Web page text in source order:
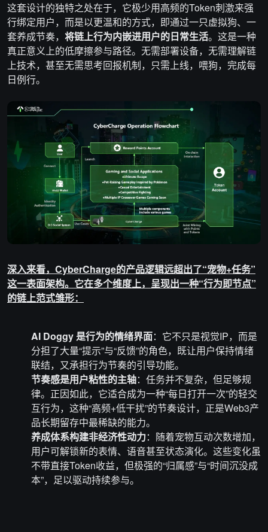
这套设计的独特之处在于，它极少用高频的Token刺激来强
行绑定用户，而是以更温和的方式，即通过一只虚拟狗、一
套养成节奏， 将链上行为内嵌进用户的日常生活。这是一种
真正意义上的低摩擦参与路径。无需部署设备，无需理解链
上技术，甚至无需思考回报机制，只需上线，喂狗，完成每
日例行。
深入来看，CyberCharge的产品逻辑远超出了“宠物+任务”
这一表面架构。它在多个维度上，呈现出一种“行为即节点”
的链上范式雏形：
AI Doggy 是行为的情绪界面：它不只是视觉IP，而是
分担了大量“提示”与“反馈”的角色，既让用户保持情绪
联结，又承担行为节奏的引导功能。
节奏感是用户粘性的主轴：任务并不复杂，但足够规
律。正因如此，它适合成为一种“每日打开一次”的轻交
互行为，这种“高频+低干扰”的节奏设计，正是Web3产
品长期留存中最稀缺的能力。
养成体系构建非经济性动力：随着宠物互动次数增加，
用户可解锁新的表情、语音甚至状态演化。这些变化虽
不带直接Token收益，但极强的“归属感”与“时间沉没成
本”，足以驱动持续参与。